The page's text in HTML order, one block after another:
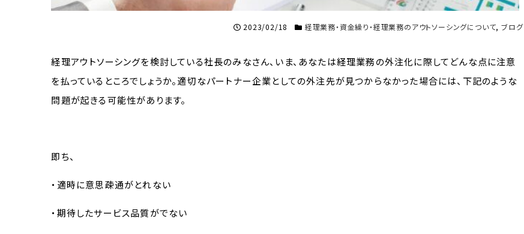
2023/02/18 経理業務・資金繰り・経理業務のアウトソーシングについて,ブログ
経理アウトソーシングを検討している社長のみなさん、いま、あなたは経理業務の外注化に際してどんな点に注意
を払っているところでしょうか。適切なパートナー企業としての外注先が見つからなかった場合には、下記のような
問題が起きる可能性があります。
即ち、
・適時に意思疎通がとれない
・期待したサービス品質がでない